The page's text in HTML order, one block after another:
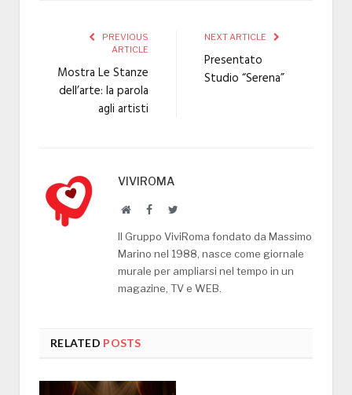
PREVIOUS
ARTICLE
Mostra Le Stanze
dell’arte: la parola
agli artisti
NEXT ARTICLE
Presentato
Studio “Serena”
VIVIROMA
WebsiteFacebookTwitter
Il Gruppo ViviRoma fondato da Massimo
Marino nel 1988, nasce come giornale
murale per ampliarsi nel tempo in un
magazine, TV e WEB.
RELATED POSTS